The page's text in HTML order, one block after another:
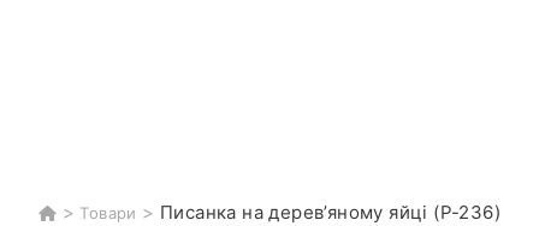
> Товари > Писанка на дерев’яному яйці (P-236)